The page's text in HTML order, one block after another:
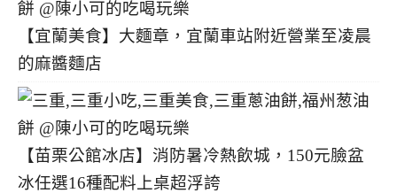
【宜蘭美食】大麵章，宜蘭車站附近營業至凌晨
的麻醬麵店
【苗栗公館冰店】消防暑冷熱飲城，150元臉盆
冰任選16種配料上桌超浮誇